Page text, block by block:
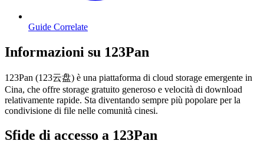
Guide Correlate
Informazioni su 123Pan
123Pan (123云盘) è una piattaforma di cloud storage emergente in
Cina, che offre storage gratuito generoso e velocità di download
relativamente rapide. Sta diventando sempre più popolare per la
condivisione di file nelle comunità cinesi.
Sfide di accesso a 123Pan